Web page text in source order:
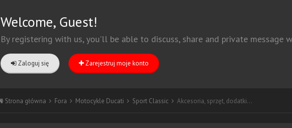
Welcome, Guest!
By registering with us, you'll be able to discuss, share and private message
Zaloguj się Zarejestruj moje konto
Strona główna Fora Motocykle Ducati Sport Classic Akcesoria, sprzęt, dodatki...